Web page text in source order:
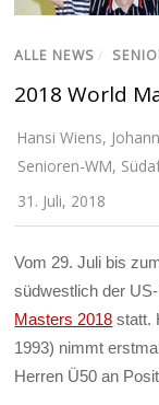
ALLE NEWS /
2018 World
Hansi Wiens,
Senioren-WM,
31. Juli, 2018
Vom 29. Juli bis
südwestlich der
Masters 2018 statt.
1993) nimmt
Herren Ü50 an